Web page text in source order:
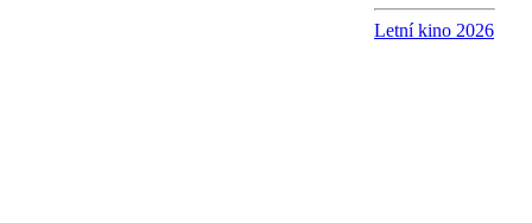
Letní kino 2026